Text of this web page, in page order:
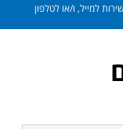
למייל, ו/או לטלפון